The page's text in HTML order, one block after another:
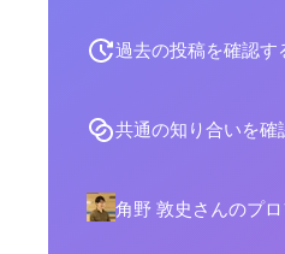
過去の投稿を確認す
共通の知り合いを確
角野 敦史さんのプ